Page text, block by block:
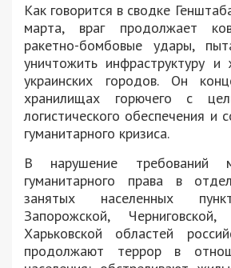
Как говорится в сводке
марта, враг продолжает
ракетно-бомбовые удары,
уничтожить инфраструктуру и
украинских городов. Он
хранилищах горючего с
логистического обеспечения и
гуманитарного кризиса.
В нарушение требований
гуманитарного права в
занятых населенных
Запорожской,
Харьковской областей
продолжают террор в